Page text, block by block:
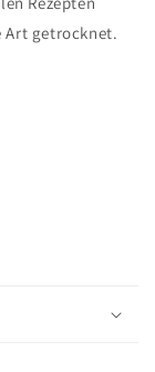
Art getrocknet.